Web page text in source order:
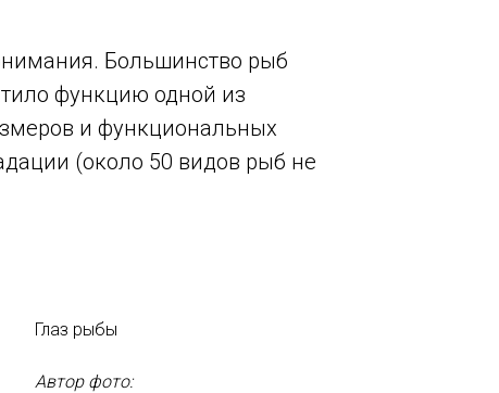
Большинство рыб
функцию одной из
и функциональных
(около 50 видов рыб не
Глаз рыбы
Автор фото: